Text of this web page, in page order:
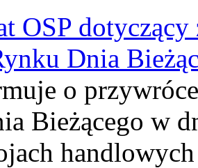
OSP dotyczący
Dnia
o
Bieżącego w